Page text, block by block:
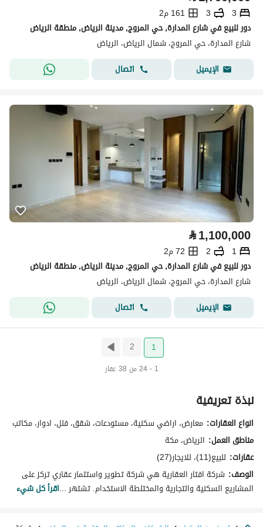
3
3
161 م2
دور للبيع في شارع المدارة, حي المروج, مدينة الرياض, منطقة الرياض
شارع المدارة، حي المروج، شمال الرياض، الرياض
الإيميل
اتصال
⃁1,100,000
1
2
72 م2
دور للبيع في شارع المدارة, حي المروج, مدينة الرياض, منطقة الرياض
شارع المدارة، حي المروج، شمال الرياض، الرياض
الإيميل
اتصال
1
2
1 - 24 من 38 عقار
نبذة تعريفية
انواع العقارات: معارض، اراضي سكنية، مستودعات، شقق، فلل، ادوار، مكاتب
مناطق العمل: الرياض، مكة
عقارات: للبيع(11)، للايجار(27)
الوصف: شركة افتار العقارية هي شركة تطوير واستثمار عقاري تركز على
المشاريع السكنية والتجارية والمختلطة الاستخدام. تشتهر ...اقرأ كل شيء